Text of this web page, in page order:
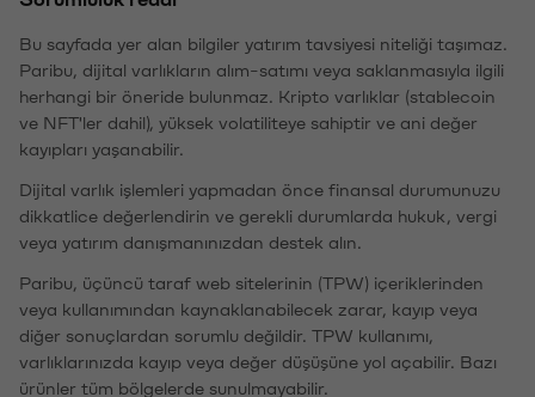
Bu sayfada yer alan bilgiler yatırım tavsiyesi niteliği taşımaz.
Paribu, dijital varlıkların alım-satımı veya saklanmasıyla ilgili
herhangi bir öneride bulunmaz. Kripto varlıklar (stablecoin
ve NFT'ler dahil), yüksek volatiliteye sahiptir ve ani değer
kayıpları yaşanabilir.
Dijital varlık işlemleri yapmadan önce finansal durumunuzu
dikkatlice değerlendirin ve gerekli durumlarda hukuk, vergi
veya yatırım danışmanınızdan destek alın.
Paribu, üçüncü taraf web sitelerinin (TPW) içeriklerinden
veya kullanımından kaynaklanabilecek zarar, kayıp veya
diğer sonuçlardan sorumlu değildir. TPW kullanımı,
varlıklarınızda kayıp veya değer düşüşüne yol açabilir. Bazı
ürünler tüm bölgelerde sunulmayabilir.